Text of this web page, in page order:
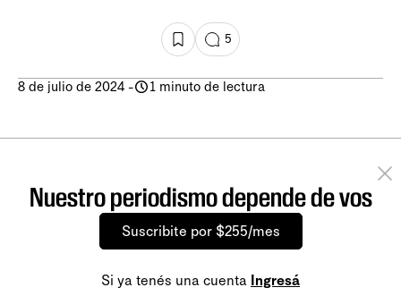
5
8 de julio de 2024 - 1 minuto de lectura
Nuestro periodismo depende de vos
Suscribite por $255/mes
Si ya tenés una cuenta Ingresá